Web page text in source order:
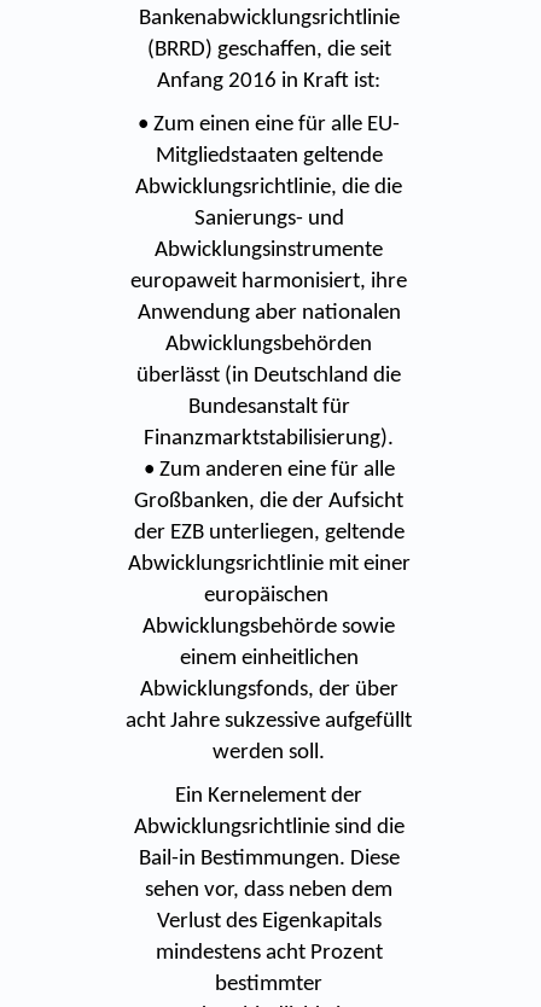
Bankenabwicklungsrichtlinie
(BRRD) geschaffen, die seit
Anfang 2016 in Kraft ist:
• Zum einen eine für alle EU-
Mitgliedstaaten geltende
Abwicklungsrichtlinie, die die
Sanierungs- und
Abwicklungsinstrumente
europaweit harmonisiert, ihre
Anwendung aber nationalen
Abwicklungsbehörden
überlässt (in Deutschland die
Bundesanstalt für
Finanzmarktstabilisierung).
• Zum anderen eine für alle
Großbanken, die der Aufsicht
der EZB unterliegen, geltende
Abwicklungsrichtlinie mit einer
europäischen
Abwicklungsbehörde sowie
einem einheitlichen
Abwicklungsfonds, der über
acht Jahre sukzessive aufgefüllt
werden soll.
Ein Kernelement der
Abwicklungsrichtlinie sind die
Bail-in Bestimmungen. Diese
sehen vor, dass neben dem
Verlust des Eigenkapitals
mindestens acht Prozent
bestimmter